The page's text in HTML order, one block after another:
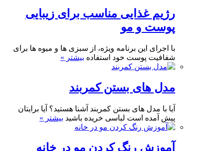
رژیم غذایی مناسب برای زیبایی
پوست و مو
با اجرای این برنامه ویژه، از سبزی ها و میوه ها برای
شفافیت پوست خود استفاده بیشتر »
مدل های بستن کمربند
آیا با مدل های بستن کمربند آشنا هستید؟ آیا برایتان
پیش آمده است لباسی خریده باشید بیشتر »
آموزش رنگ کردن مو در خانه